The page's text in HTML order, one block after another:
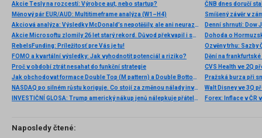
Akcie Tesly na rozcestí: Výrobce aut, nebo startup?
Měnový pár EUR/AUD: Multitimeframe analýza (W1–H4)
Akciová analýza: Výsledky McDonald’s nepotěšily, ale ani neurazily. Jakou vizi společnost prezentovala?
Akcie Microsoftu zlomily 26 let starý rekord. Důvod překvapil i samotné investory
RebelsFunding: Príležitosť pre Vás je tu!
FOMO a kvartální výsledky: Jak vyhodnotit potenciál a riziko?
Proč v období ztrát nesahat do funkční strategie
Jak obchodovat formace Double Top (M pattern) a Double Bottom (W pattern)
NASDAQ po silném růstu koriguje. Co stojí za změnou nálady investorů?
INVESTIČNÍ GLOSA: Trump americký nákup jenů nálepkuje přátelstvím. Pravda je jinde
ČNB dnes doručí
Smíšený závěr v
Dohoda o
Pražská burza při
Naposledy čtené: